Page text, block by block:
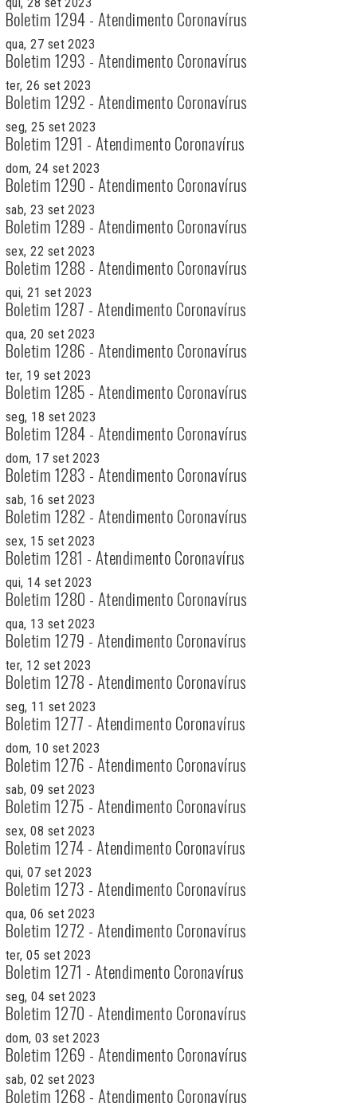
Boletim 1294 - Atendimento Coronavírus
qua, 27 set 2023
Boletim 1293 - Atendimento Coronavírus
ter, 26 set 2023
Boletim 1292 - Atendimento Coronavírus
seg, 25 set 2023
Boletim 1291 - Atendimento Coronavírus
dom, 24 set 2023
Boletim 1290 - Atendimento Coronavírus
sab, 23 set 2023
Boletim 1289 - Atendimento Coronavírus
sex, 22 set 2023
Boletim 1288 - Atendimento Coronavírus
qui, 21 set 2023
Boletim 1287 - Atendimento Coronavírus
qua, 20 set 2023
Boletim 1286 - Atendimento Coronavírus
ter, 19 set 2023
Boletim 1285 - Atendimento Coronavírus
seg, 18 set 2023
Boletim 1284 - Atendimento Coronavírus
dom, 17 set 2023
Boletim 1283 - Atendimento Coronavírus
sab, 16 set 2023
Boletim 1282 - Atendimento Coronavírus
sex, 15 set 2023
Boletim 1281 - Atendimento Coronavírus
qui, 14 set 2023
Boletim 1280 - Atendimento Coronavírus
qua, 13 set 2023
Boletim 1279 - Atendimento Coronavírus
ter, 12 set 2023
Boletim 1278 - Atendimento Coronavírus
seg, 11 set 2023
Boletim 1277 - Atendimento Coronavírus
dom, 10 set 2023
Boletim 1276 - Atendimento Coronavírus
sab, 09 set 2023
Boletim 1275 - Atendimento Coronavírus
sex, 08 set 2023
Boletim 1274 - Atendimento Coronavírus
qui, 07 set 2023
Boletim 1273 - Atendimento Coronavírus
qua, 06 set 2023
Boletim 1272 - Atendimento Coronavírus
ter, 05 set 2023
Boletim 1271 - Atendimento Coronavírus
seg, 04 set 2023
Boletim 1270 - Atendimento Coronavírus
dom, 03 set 2023
Boletim 1269 - Atendimento Coronavírus
sab, 02 set 2023
Boletim 1268 - Atendimento Coronavírus